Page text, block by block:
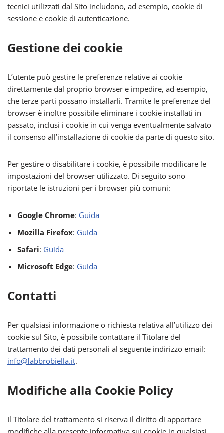
tecnici utilizzati dal Sito includono, ad esempio, cookie di
sessione e cookie di autenticazione.
Gestione dei cookie
L’utente può gestire le preferenze relative ai cookie
direttamente dal proprio browser e impedire, ad esempio,
che terze parti possano installarli. Tramite le preferenze del
browser è inoltre possibile eliminare i cookie installati in
passato, inclusi i cookie in cui venga eventualmente salvato
il consenso all’installazione di cookie da parte di questo sito.
Per gestire o disabilitare i cookie, è possibile modificare le
impostazioni del browser utilizzato. Di seguito sono
riportate le istruzioni per i browser più comuni:
Google Chrome: Guida
Mozilla Firefox: Guida
Safari: Guida
Microsoft Edge: Guida
Contatti
Per qualsiasi informazione o richiesta relativa all’utilizzo dei
cookie sul Sito, è possibile contattare il Titolare del
trattamento dei dati personali al seguente indirizzo email:
info@fabbrobiella.it.
Modifiche alla Cookie Policy
Il Titolare del trattamento si riserva il diritto di apportare